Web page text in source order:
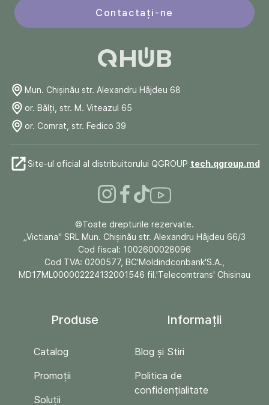
Contactați-ne
Mun. Chişinău str. Alexandru Hâjdeu 68
or. Bălți, str. M. Viteazul 65
or. Comrat, str. Fedico 39
Site-ul oficial al distribuitorului QGROUP tech.qgroup.md
©Toate drepturile rezervate.
„Victiana" SRL Mun. Chişinău str. Alexandru Hâjdeu 66/3
Cod fiscal: 1002600028096
Cod TVA: 0200577, BC'Moldindconbank'S.A.,
MD17ML000002224132001546 fil.'Telecomtrans' Chisinau
Produse
Catalog
Promoții
Soluții
Informații
Blog și Stiri
Politica de
confidențialitate